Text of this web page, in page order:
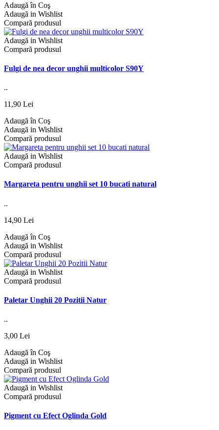
Adaugă în Coş
Adaugă in Wishlist
Compară produsul
Adaugă in Wishlist
Compară produsul
Fulgi de nea decor unghii multicolor S90Y
..
11,90 Lei
Adaugă în Coş
Adaugă in Wishlist
Compară produsul
Adaugă in Wishlist
Compară produsul
Margareta pentru unghii set 10 bucati natural
..
14,90 Lei
Adaugă în Coş
Adaugă in Wishlist
Compară produsul
Adaugă in Wishlist
Compară produsul
Paletar Unghii 20 Pozitii Natur
..
3,00 Lei
Adaugă în Coş
Adaugă in Wishlist
Compară produsul
Adaugă in Wishlist
Compară produsul
Pigment cu Efect Oglinda Gold